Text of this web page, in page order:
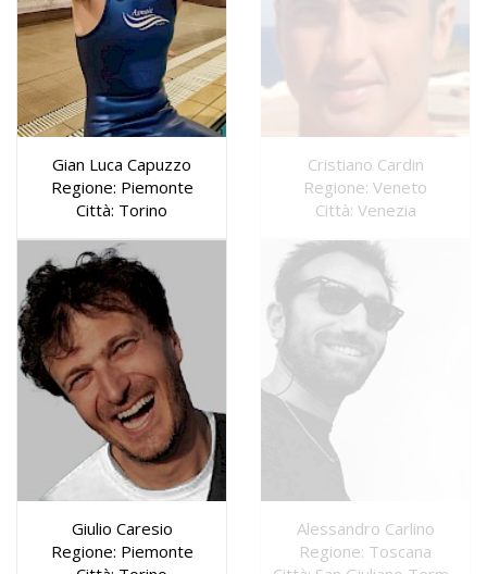
Gian Luca Capuzzo
Regione: Piemonte
Città: Torino
Cristiano Cardin
Regione: Veneto
Città: Venezia
Giulio Caresio
Regione: Piemonte
Alessandro Carlino
Regione: Toscana